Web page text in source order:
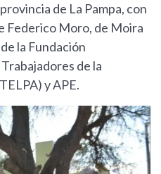
de La Pampa, con
Federico Moro, de Moira
la Fundación
de la
y APE.